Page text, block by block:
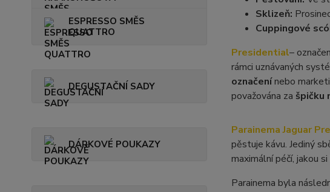
ESPRESSO SMĚS
QUATTRO
DEGUSTAČNÍ SADY
DÁRKOVÉ POUKAZY
Sklizeň:
Cuppingové
Presidential–
rámci uznávaných
označenínebo
považována za špičku
Parainema Jaguar
pěstuje kávu. Jediný
maximální péčí, jakou
Parainema byla